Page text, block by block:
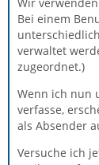
Bei einem
verwaltet
zugeordnet.)
Wenn ich nun
verfasse,
als Absender
Versuche ich